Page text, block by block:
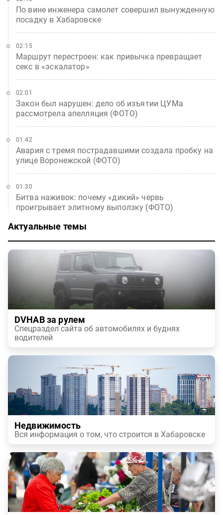
По вине инженера самолет совершил вынужденную
посадку в Хабаровске
Маршрут перестроен: как привычка превращает
секс в «эскалатор»
02:15
Закон был нарушен: дело об изъятии ЦУМа
рассмотрела апелляция (ФОТО)
02:01
Авария с тремя пострадавшими создала пробку на
улице Воронежской (ФОТО)
01:42
Битва наживок: почему «дикий» червь
проигрывает элитному выползку (ФОТО)
01:30
Актуальные темы
DVHAB за рулем
Спецраздел сайта об автомобилях и буднях
водителей
Недвижимость
Вся информация о том, что строится в Хабаровске